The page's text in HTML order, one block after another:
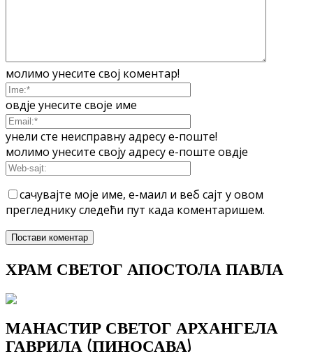
молимо унесите свој коментар!
овдје унесите своје име
унели сте неисправну адресу е-поште!
молимо унесите своју адресу е-поште овдје
сачувајте моје име, е-маил и веб сајт у овом
прегледнику следећи пут када коментаришем.
ХРАМ СВЕТОГ АПОСТОЛА ПАВЛА
МАНАСТИР СВЕТОГ АРХАНГЕЛА
ГАВРИЛА (ПИНОСАВА)